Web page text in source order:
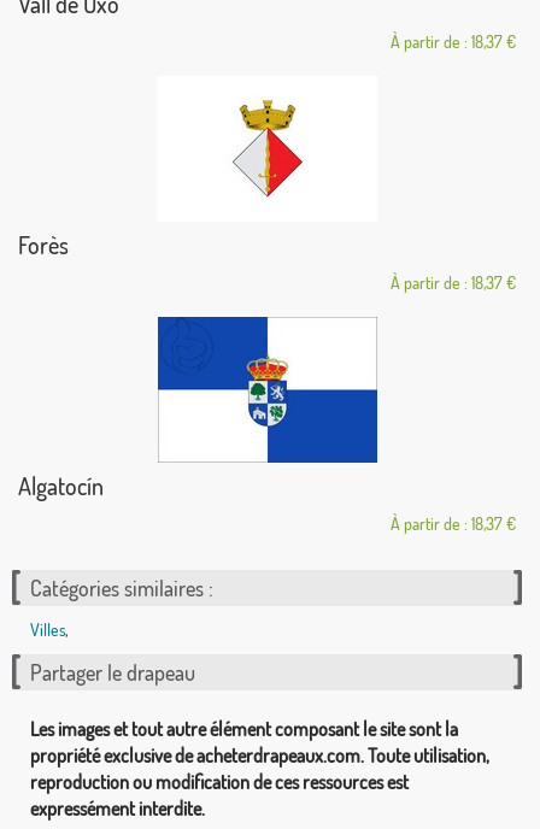
À partir de : 18,37 €
Forès
À partir de : 18,37 €
Algatocín
À partir de : 18,37 €
Catégories similaires :
Villes,
Partager le drapeau
Les images et tout autre élément composant le site sont la
propriété exclusive de acheterdrapeaux.com. Toute utilisation,
reproduction ou modification de ces ressources est
expressément interdite.